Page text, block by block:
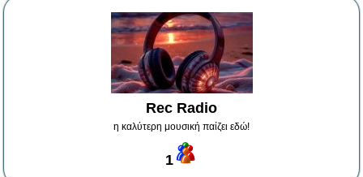
Rec Radio
η καλύτερη μουσική παίζει εδώ!
1